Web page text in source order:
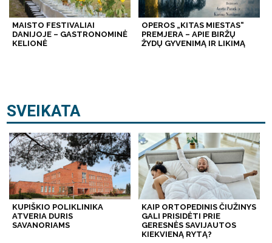
MAISTO FESTIVALIAI
DANIJOJE – GASTRONOMINĖ
KELIONĖ
OPEROS „KITAS MIESTAS“
PREMJERA – APIE BIRŽŲ
ŽYDŲ GYVENIMĄ IR LIKIMĄ
SVEIKATA
KUPIŠKIO POLIKLINIKA
ATVERIA DURIS
SAVANORIAMS
KAIP ORTOPEDINIS ČIUŽINYS
GALI PRISIDĖTI PRIE
GERESNĖS SAVIJAUTOS
KIEKVIENĄ RYTĄ?